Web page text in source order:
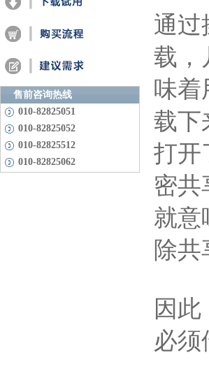
售前咨询热线
010-82825051
010-82825052
010-82825512
010-82825062
通过
载，
味着
载下
打开
密共
就意
除
因
必须